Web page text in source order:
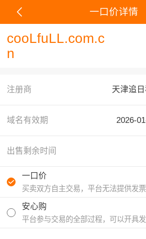
一口价详情
cooLfuLL.com.c
n
注册商 天津追
域名有效期 2026-
出售剩余时间
一口价
买卖双方自主交易，平台无法提供发票
安心购
平台参与交易的全部过程，可以开具